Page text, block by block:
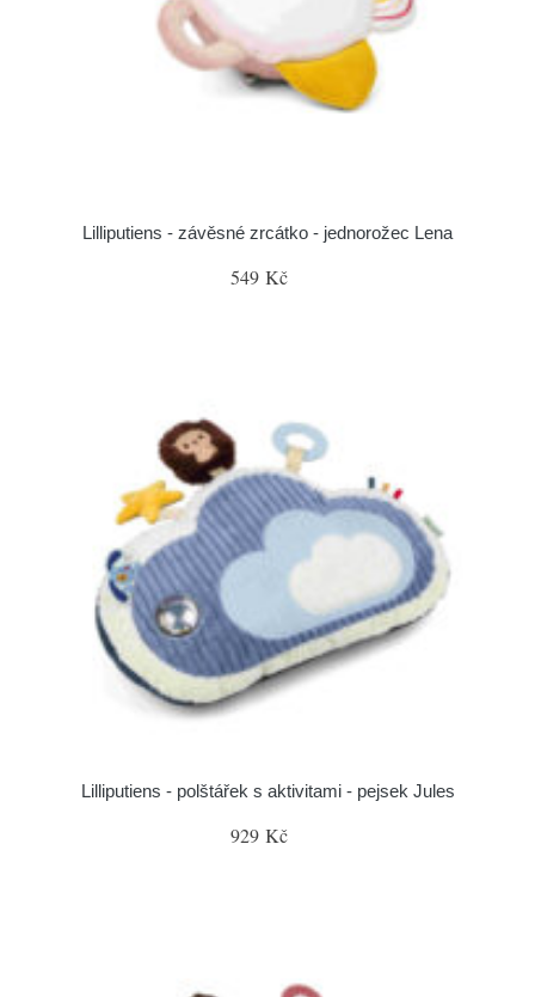
Lilliputiens - závěsné zrcátko - jednorožec Lena
549 Kč
Lilliputiens - polštářek s aktivitami - pejsek Jules
929 Kč